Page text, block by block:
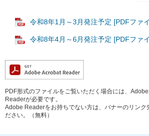
令和8年1月～3月発注予定 [PDFファ
令和8年4月～6月発注予定 [PDFファ
PDF形式のファイルをご覧いただく場合には、
Readerが必要です。
Adobe Readerをお持ちでない方は、バナーのリンク
ださい。（無料）